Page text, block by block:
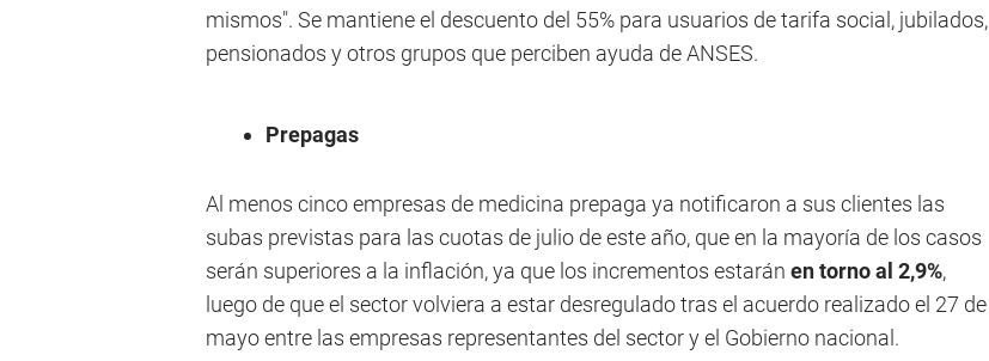
mismos". Se mantiene el descuento del 55% para usuarios de tarifa social, jubilados,
pensionados y otros grupos que perciben ayuda de ANSES.
Prepagas
Al menos cinco empresas de medicina prepaga ya notificaron a sus clientes las
subas previstas para las cuotas de julio de este año, que en la mayoría de los casos
serán superiores a la inflación, ya que los incrementos estarán en torno al 2,9%,
luego de que el sector volviera a estar desregulado tras el acuerdo realizado el 27 de
mayo entre las empresas representantes del sector y el Gobierno nacional.